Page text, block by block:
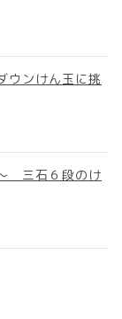
ンけん玉に挑
三石６段のけ